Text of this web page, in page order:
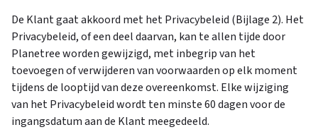
De Klant gaat akkoord met het Privacybeleid (Bijlage 2). Het
Privacybeleid, of een deel daarvan, kan te allen tijde door
Planetree worden gewijzigd, met inbegrip van het
toevoegen of verwijderen van voorwaarden op elk moment
tijdens de looptijd van deze overeenkomst. Elke wijziging
van het Privacybeleid wordt ten minste 60 dagen voor de
ingangsdatum aan de Klant meegedeeld.